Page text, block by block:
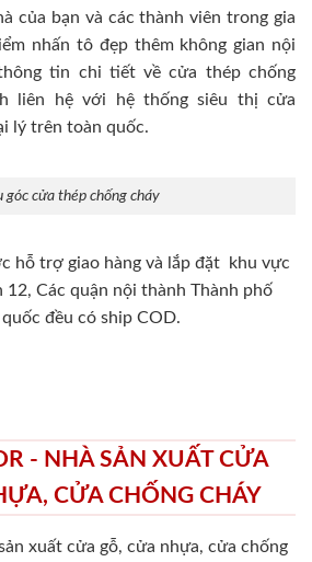
của bạn và các thành viên trong gia
nhấn tô đẹp thêm không gian nội
tin chi tiết về cửa thép chống
liên hệ với hệ thống siêu thị cửa
lý trên toàn quốc.
góc cửa thép chống cháy
hỗ trợ giao hàng và lắp đặt khu vực
12, Các quận nội thành Thành phố
đều có ship COD.
- NHÀ SẢN XUẤT CỬA
CỬA CHỐNG CHÁY
xuất cửa gỗ, cửa nhựa, cửa chống